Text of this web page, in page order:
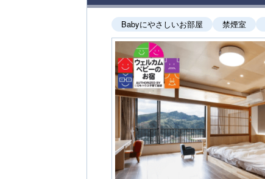
Babyにやさしいお部屋 禁煙室